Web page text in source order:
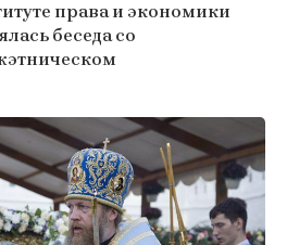
права и экономики
беседа со